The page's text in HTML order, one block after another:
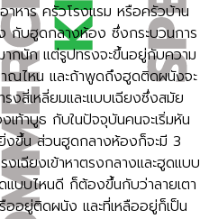
าหาร ครัวโรงแรม หรือครัวบ้าน
กับฮูดกลางห้อง ซึ่งกระบวนการ
ากนัก แต่รูปทรงจะขึ้นอยู่กับความ
ณไหน และถ้าพูดถึงฮูดติดผนังจะ
สี่เหลี่ยมและแบบเฉียงซึ่งสมัย
ท้าบูธ กับในปัจจุบันคนจะเริ่มหัน
งขึ้น ส่วนฮูดกลางห้องก็จะมี 3
เฉียงเข้าหาตรงกลางและฮูดแบบ
บบไหนดี ก็ต้องขึ้นกับว่าลายเตา
อยู่ติดผนัง และที่เหลืออยู่ก็เป็น